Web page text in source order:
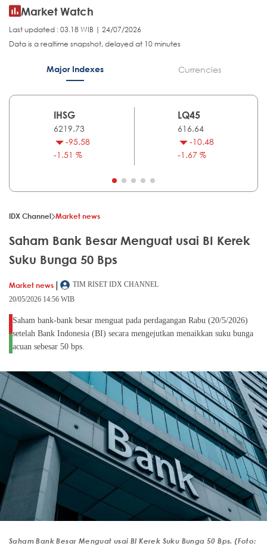
Market Watch
Last updated : 03.18 WIB | 24/07/2026
Data is a realtime snapshot, delayed at 10 minutes
Major Indexes Currencies
IHSG
6219.73
-95.58
-1.51 %
LQ45
616.64
-10.48
-1.67 %
IDX Channel Market news
Saham Bank Besar Menguat usai BI Kerek
Suku Bunga 50 Bps
Market news |
TIM RISET IDX CHANNEL
20/05/2026 14:56 WIB
Saham bank-bank besar menguat pada perdagangan Rabu (20/5/2026)
setelah Bank Indonesia (BI) secara mengejutkan menaikkan suku bunga
acuan sebesar 50 bps.
Saham Bank Besar Menguat usai BI Kerek Suku Bunga 50 Bps. (Foto: